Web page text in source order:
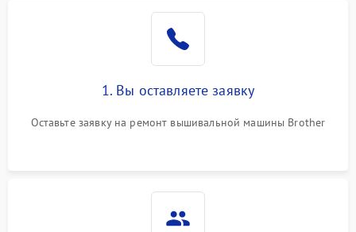
1. Вы оставляете заявку
Оставьте заявку на ремонт вышивальной машины Brother